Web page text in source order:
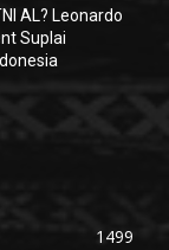
AL? Leonardo
Suplai
1499